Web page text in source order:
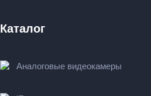
Каталог
Аналоговые видеокамеры